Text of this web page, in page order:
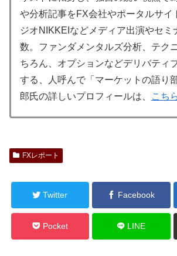
や分析記事をFX会社やポータルサイ
ジオNIKKEIなどメディア出演やセミ
数。ファンダメンタルズ分析、テク
ちろん、オプションなどデリバティ
する、人呼んで「マーケットの語り
郎氏の詳しいプロフィールは、
こち
FXレポート
Twitter Facebook
Pocket LINE